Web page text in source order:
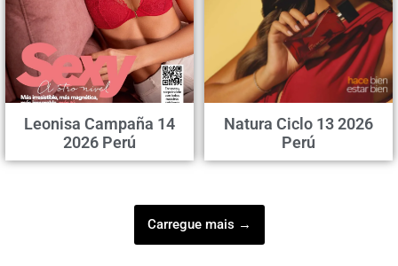
Leonisa Campaña 14
2026 Perú
Natura Ciclo 13 2026
Perú
Carregue mais →